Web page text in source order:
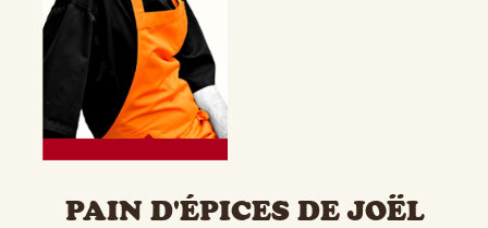
PAIN D'ÉPICES DE JOËL